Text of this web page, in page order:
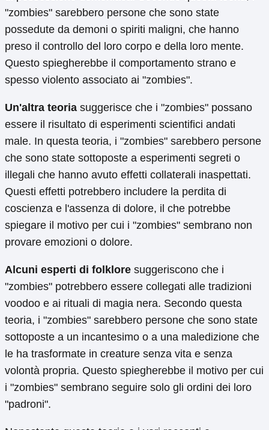
"zombies" sarebbero persone che sono state
possedute da demoni o spiriti maligni, che hanno
preso il controllo del loro corpo e della loro mente.
Questo spiegherebbe il comportamento strano e
spesso violento associato ai "zombies".
Un'altra teoria suggerisce che i "zombies" possano
essere il risultato di esperimenti scientifici andati
male. In questa teoria, i "zombies" sarebbero persone
che sono state sottoposte a esperimenti segreti o
illegali che hanno avuto effetti collaterali inaspettati.
Questi effetti potrebbero includere la perdita di
coscienza e l'assenza di dolore, il che potrebbe
spiegare il motivo per cui i "zombies" sembrano non
provare emozioni o dolore.
Alcuni esperti di folklore suggeriscono che i
"zombies" potrebbero essere collegati alle tradizioni
voodoo e ai rituali di magia nera. Secondo questa
teoria, i "zombies" sarebbero persone che sono state
sottoposte a un incantesimo o a una maledizione che
le ha trasformate in creature senza vita e senza
volontà propria. Questo spiegherebbe il motivo per cui
i "zombies" sembrano seguire solo gli ordini dei loro
"padroni".